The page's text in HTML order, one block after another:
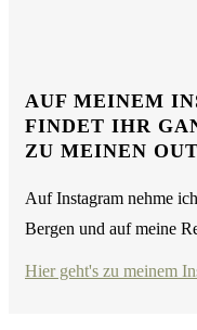
AUF MEINEM
FINDET IHR
ZU MEINEN
Auf Instagram nehme
Bergen und auf meine
Hier geht's zu meinem